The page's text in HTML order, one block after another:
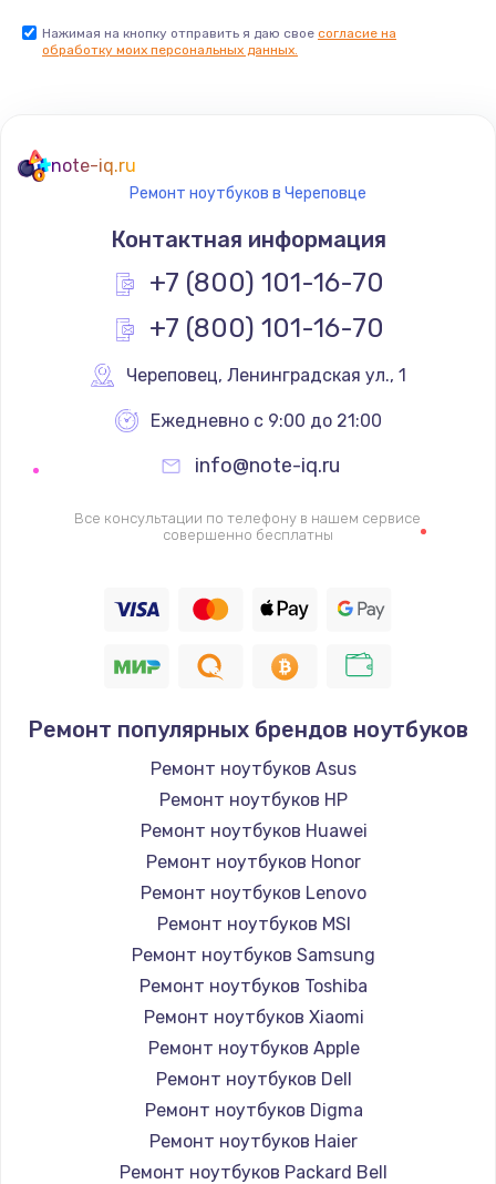
Нажимая на кнопку отправить я даю свое согласие на
обработку моих персональных данных.
note-iq.ru
Ремонт ноутбуков в Череповце
Контактная информация
+7 (800) 101-16-70
+7 (800) 101-16-70
Череповец, Ленинградская ул., 1
Ежедневно с 9:00 до 21:00
info@note-iq.ru
Все консультации по телефону в нашем сервисе
совершенно бесплатны
Ремонт популярных брендов ноутбуков
Ремонт ноутбуков Asus
Ремонт ноутбуков HP
Ремонт ноутбуков Huawei
Ремонт ноутбуков Honor
Ремонт ноутбуков Lenovo
Ремонт ноутбуков MSI
Ремонт ноутбуков Samsung
Ремонт ноутбуков Toshiba
Ремонт ноутбуков Xiaomi
Ремонт ноутбуков Apple
Ремонт ноутбуков Dell
Ремонт ноутбуков Digma
Ремонт ноутбуков Haier
Ремонт ноутбуков Packard Bell